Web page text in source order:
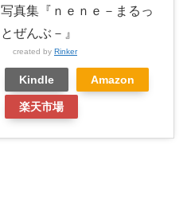
写真集『ｎｅｎｅ－まるっ
とぜんぶ－』
created by Rinker
Kindle Amazon
楽天市場